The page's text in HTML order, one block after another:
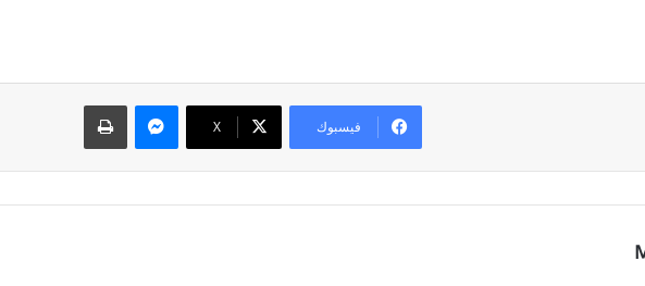
فيسبوك ‫X
ماسنجر طباعة